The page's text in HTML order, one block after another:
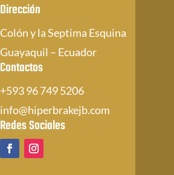
Dirección
Colón y la Septima Esquina
Guayaquil – Ecuador
Contactos
+593 96 749 5206
info@hiperbrakejb.com
Redes Sociales